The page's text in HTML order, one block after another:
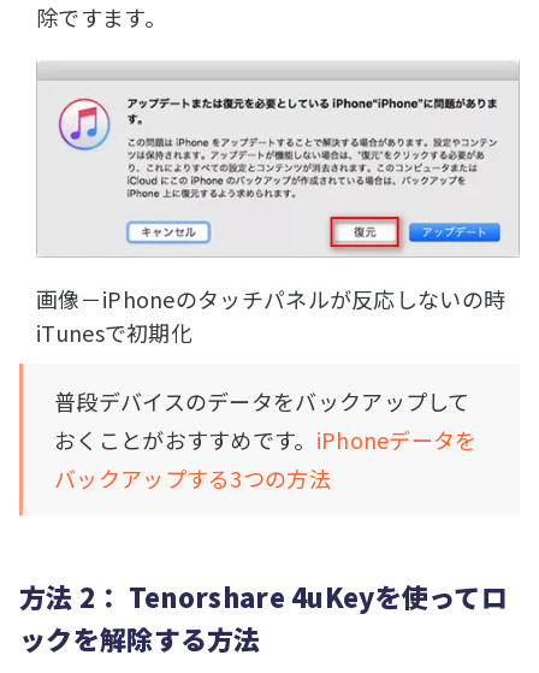
除ですます。
画像－iPhoneのタッチパネルが反応しないの時
iTunesで初期化
普段デバイスのデータをバックアップして
おくことがおすすめです。 iPhoneデータを
バックアップする3つの方法
方法 2： Tenorshare 4uKeyを使ってロ
ックを解除する方法